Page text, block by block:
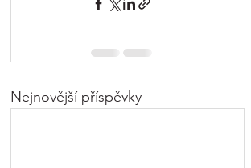
Nejnovější příspěvky